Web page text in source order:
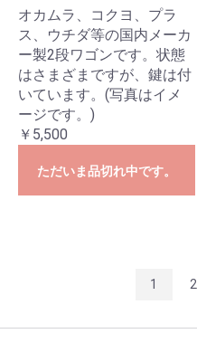
オカムラ、コクヨ、プラ
ス、ウチダ等の国内メーカ
ー製2段ワゴンです。状態
はさまざまですが、鍵は付
いています。(写真はイメ
ージです。)
￥5,500
ただいま品切れ中です。
1 2